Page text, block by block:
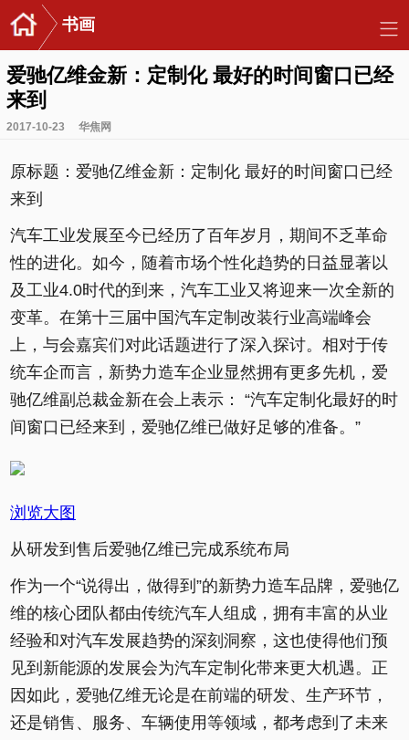
书画
爱驰亿维金新：定制化 最好的时间窗口已经
来到
2017-10-23 华焦网
原标题：爱驰亿维金新：定制化 最好的时间窗口已经
来到
汽车工业发展至今已经历了百年岁月，期间不乏革命
性的进化。如今，随着市场个性化趋势的日益显著以
及工业4.0时代的到来，汽车工业又将迎来一次全新的
变革。在第十三届中国汽车定制改装行业高端峰会
上，与会嘉宾们对此话题进行了深入探讨。相对于传
统车企而言，新势力造车企业显然拥有更多先机，爱
驰亿维副总裁金新在会上表示： “汽车定制化最好的时
间窗口已经来到，爱驰亿维已做好足够的准备。”
浏览大图
从研发到售后爱驰亿维已完成系统布局
作为一个“说得出，做得到”的新势力造车品牌，爱驰亿
维的核心团队都由传统汽车人组成，拥有丰富的从业
经验和对汽车发展趋势的深刻洞察，这也使得他们预
见到新能源的发展会为汽车定制化带来更大机遇。正
因如此，爱驰亿维无论是在前端的研发、生产环节，
还是销售、服务、车辆使用等领域，都考虑到了未来